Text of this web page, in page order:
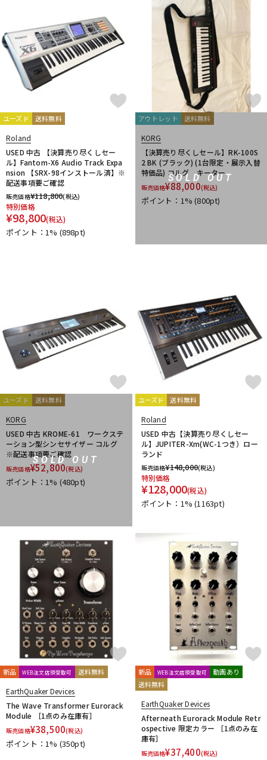
ユーズド 送料無料
Roland
USED 中古 【決算売り尽くしセー
ル】Fantom-X6 Audio Track Expa
nsion 【SRX-98インストール済】※
配送事項要ご確認
販売価格¥118,800(税込)
特別価格
¥98,800(税込)
ポイント：1% (898pt)
SOLD OUT
アウトレット 送料無料
KORG
【決算売り尽くしセール】RK-100S
2 BK (ブラック) (1台限定・展示入替
特価品) コルグ キーター
販売価格¥88,000(税込)
ポイント：1%(800pt)
SOLD OUT
ユーズド 送料無料
KORG
USED 中古 KROME-61 ワークステ
ーション型シンセサイザー コルグ
※配送事項要ご確認
販売価格¥52,800(税込)
ポイント：1% (480pt)
ユーズド 送料無料
Roland
USED 中古【決算売り尽くしセー
ル】JUPITER-Xm(WC-1つき）ロー
ランド
販売価格¥148,000(税込)
特別価格
¥128,000(税込)
ポイント：1%(1163pt)
新品 WEB注文店頭受取可 送料無料
EarthQuaker Devices
The Wave Transformer Eurorack
Module ［1点のみ在庫有］
販売価格¥38,500(税込)
ポイント：1% (350pt)
新品 WEB注文店頭受取可
動画あり
送料無料
EarthQuaker Devices
Afterneath Eurorack Module Retr
ospective 限定カラー ［1点のみ在
庫有］
販売価格¥37,400(税込)